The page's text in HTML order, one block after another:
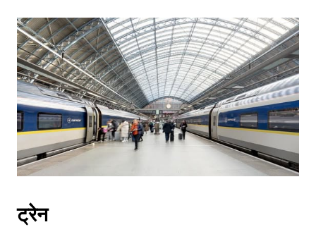
ट्रेन